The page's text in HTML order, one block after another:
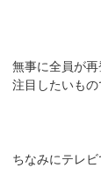
無事に全員が
注目したいもの
ちなみにテレ